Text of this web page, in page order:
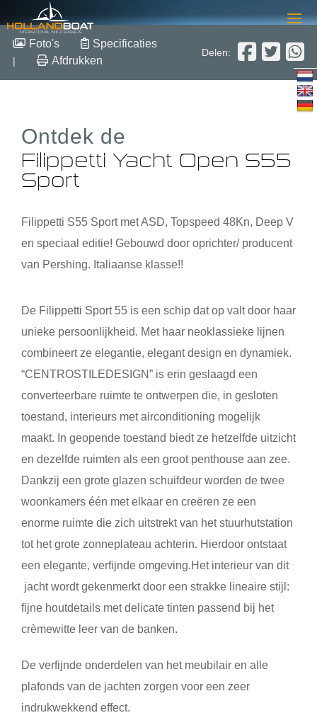
Filippetti Yacht Open S55
Sport
Overige
€ 1.958.200,- excl btw
Foto's Specificaties
| Afdrukken
Delen:
Ontdek de
Filippetti Yacht Open S55
Sport
Filippetti S55 Sport met ASD, Topspeed 48Kn, Deep V
en speciaal editie! Gebouwd door oprichter/ producent
van Pershing. Italiaanse klasse!!
De Filippetti Sport 55 is een schip dat op valt door haar
unieke persoonlijkheid. Met haar neoklassieke lijnen
combineert ze elegantie, elegant design en dynamiek.
“CENTROSTILEDESIGN” is erin geslaagd een
converteerbare ruimte te ontwerpen die, in gesloten
toestand, interieurs met airconditioning mogelijk
maakt. In geopende toestand biedt ze hetzelfde uitzicht
en dezelfde ruimten als een groot penthouse aan zee.
Dankzij een grote glazen schuifdeur worden de twee
woonkamers één met elkaar en creëren ze een
enorme ruimte die zich uitstrekt van het stuurhutstation
tot het grote zonneplateau achterin. Hierdoor ontstaat
een elegante, verfijnde omgeving.Het interieur van dit
jacht wordt gekenmerkt door een strakke lineaire stijl:
fijne houtdetails met delicate tinten passend bij het
crèmewitte leer van de banken.
De verfijnde onderdelen van het meubilair en alle
plafonds van de jachten zorgen voor een zeer
indrukwekkend effect.